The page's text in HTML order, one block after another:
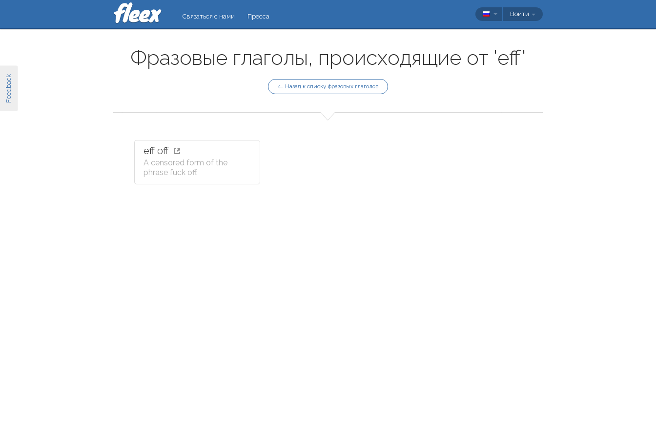
Feedback
Связаться с нами Пресса Войти
Фразовые глаголы, происходящие от 'eff'
← Назад к списку фразовых глаголов
eff off
A censored form of the
phrase fuck off.